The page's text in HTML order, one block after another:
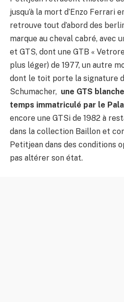
jusqu’à la mort d’Enzo Ferrari
retrouve tout d’abord des
marque au cheval cabré, avec
et GTS, dont une GTB «
plus léger) de 1977, un autre
dont le toit porte la signature
Schumacher, une GTS
temps immatriculé par le
encore une GTSi de 1982 à
dans la collection Baillon et
Petitjean dans des conditions
pas altérer son état.